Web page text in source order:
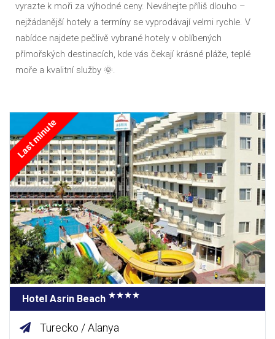
vyrazte k moři za výhodné ceny. Neváhejte příliš dlouho –
nejžádanější hotely a termíny se vyprodávají velmi rychle. V
nabídce najdete pečlivě vybrané hotely v oblíbených
přímořských destinacích, kde vás čekají krásné pláže, teplé
moře a kvalitní služby 🌞.
Last minute
Hotel Asrin Beach
Turecko / Alanya